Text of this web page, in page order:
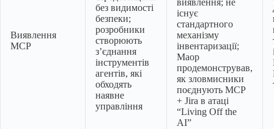
Виявлення
MCP
без видимості
безпеки;
розробники
створюють
з’єднання
інструментів
агентів, які
обходять
наявне
управління
виявлення; не
існує
стандартного
механізму
інвентаризації;
Маор
продемонстрував,
як зловмисники
поєднують MCP
+ Jira в атаці
“Living Off the
AI”